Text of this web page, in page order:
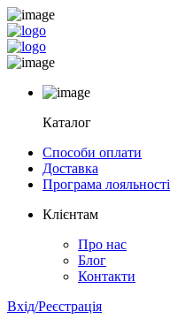
Каталог
Способи оплати
Доставка
Програма лояльності
Клієнтам
Про нас
Блог
Контакти
Вхід/Реєстрація